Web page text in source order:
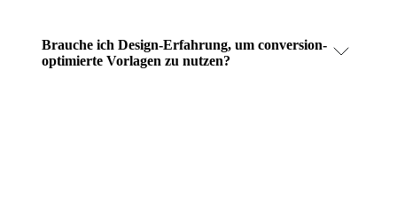
Brauche ich Design-Erfahrung, um conversion-
optimierte Vorlagen zu nutzen?